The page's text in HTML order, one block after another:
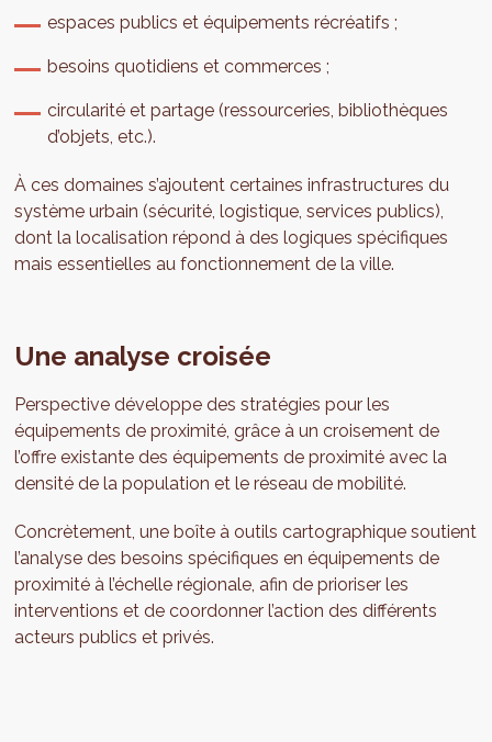
espaces publics et équipements récréatifs ;
besoins quotidiens et commerces ;
circularité et partage (ressourceries, bibliothèques
d’objets, etc.).
À ces domaines s’ajoutent certaines infrastructures du
système urbain (sécurité, logistique, services publics),
dont la localisation répond à des logiques spécifiques
mais essentielles au fonctionnement de la ville.
Une analyse croisée
Perspective développe des stratégies pour les
équipements de proximité, grâce à un croisement de
l’offre existante des équipements de proximité avec la
densité de la population et le réseau de mobilité.
Concrètement, une boîte à outils cartographique soutient
l’analyse des besoins spécifiques en équipements de
proximité à l’échelle régionale, afin de prioriser les
interventions et de coordonner l’action des différents
acteurs publics et privés.